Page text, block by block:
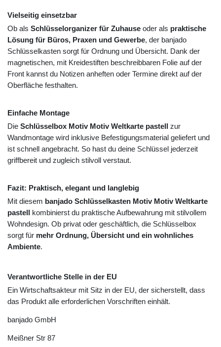
Vielseitig einsetzbar
Ob als Schlüsselorganizer für Zuhause oder als praktische
Lösung für Büros, Praxen und Gewerbe, der banjado
Schlüsselkasten sorgt für Ordnung und Übersicht. Dank der
magnetischen, mit Kreidestiften beschreibbaren Folie auf der
Front kannst du Notizen anheften oder Termine direkt auf der
Oberfläche festhalten.
Einfache Montage
Die Schlüsselbox Motiv Motiv Weltkarte pastell zur
Wandmontage wird inklusive Befestigungsmaterial geliefert und
ist schnell angebracht. So hast du deine Schlüssel jederzeit
griffbereit und zugleich stilvoll verstaut.
Fazit: Praktisch, elegant und langlebig
Mit diesem banjado Schlüsselkasten Motiv Motiv Weltkarte
pastell kombinierst du praktische Aufbewahrung mit stilvollem
Wohndesign. Ob privat oder geschäftlich, die Schlüsselbox
sorgt für mehr Ordnung, Übersicht und ein wohnliches
Ambiente.
Verantwortliche Stelle in der EU
Ein Wirtschaftsakteur mit Sitz in der EU, der sicherstellt, dass
das Produkt alle erforderlichen Vorschriften einhält.
banjado GmbH
Meißner Str 87